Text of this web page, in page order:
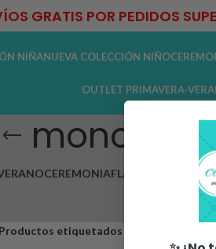
GRATIS POR PEDIDOS
NIÑANUEVA COLECCIÓN NIÑO
OUTLET PRIMAVERA-
mono
CEREMONIAFLAMENCA NUEVA
etiquetados “mono niña